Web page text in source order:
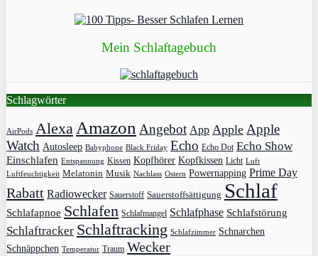
Mein Schlaftagebuch
Schlagwörter
AirPods Alexa Amazon Angebot App Apple Apple
Watch Autosleep Babyphone Black Friday Echo Echo Dot Echo Show
Einschlafen Entspannung Kissen Kopfhörer Kopfkissen Licht Luft
Luftfeuchtigkeit Melatonin Musik Nachlass Ostern Powernapping Prime Day
Rabatt Radiowecker Sauerstoff Sauerstoffsättigung Schlaf
Schlafapnoe Schlafen Schlafmangel Schlafphase Schlafstörung
Schlaftracker Schlaftracking Schlafzimmer Schnarchen
Schnäppchen Temperatur Traum Wecker